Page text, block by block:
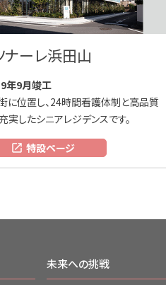
ナーレ浜田山
年9月竣工
に位置し、24時間看護体制と高品質
実したシニアレジデンスです。
open_in_new 特設ページ
未来への挑戦